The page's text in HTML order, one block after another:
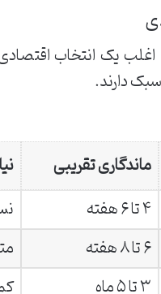
اغلب یک انتخاب
دارند.
ماندگاری تقریبی
۴ تا ۶ هفته
۶ تا ۸ هفته
۳ تا ۵ ماه